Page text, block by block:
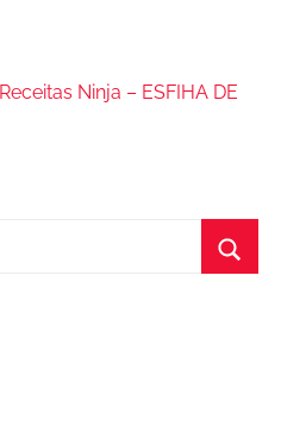
Receitas Ninja – ESFIHA DE